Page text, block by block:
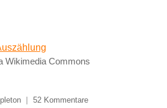
Wikimedia Commons
52 Kommentare